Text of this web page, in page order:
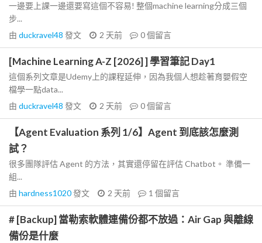
一邊要上課一邊還要寫這個不容易! 整個machine learning分成三個
步...
由 duckravel48 發文 2 天前 0個留言
[Machine Learning A-Z [2026] ] 學習筆記 Day1
這個系列文章是Udemy上的課程延伸，因為我個人想趁著育嬰假空
檔學一點data...
由 duckravel48 發文 2 天前 0個留言
【Agent Evaluation 系列 1/6】Agent 到底該怎麼測
試？
很多團隊評估 Agent 的方法，其實還停留在評估 Chatbot。 準備一
組...
由 hardness1020發文 2 天前 1 個留言
# [Backup] 當勒索軟體連備份都不放過：Air Gap 與離線
備份是什麼